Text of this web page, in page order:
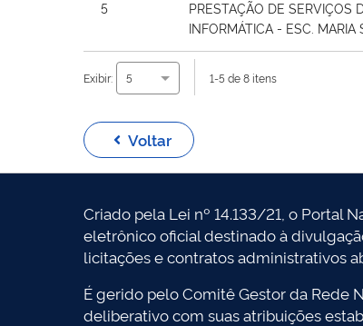
5
PRESTAÇÃO DE SERVIÇOS
INFORMÁTICA - ESC. MARIA
Exibir: 5 1-5 de 8 itens
Voltar
Criado pela Lei nº 14.133/21, o Portal
eletrônico oficial destinado à
licitações e contratos administrativos
É gerido pelo Comitê Gestor da Rede
deliberativo com suas atribuições